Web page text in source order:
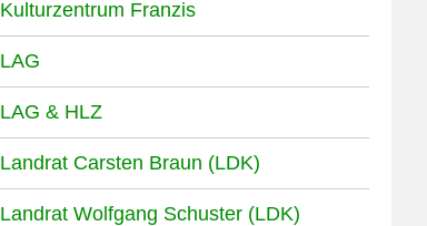
Kulturzentrum Franzis
LAG
LAG & HLZ
Landrat Carsten Braun (LDK)
Landrat Wolfgang Schuster (LDK)